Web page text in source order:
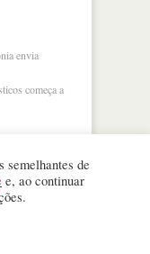
envia
começa a
reservados.
semelhantes de
e, ao continuar